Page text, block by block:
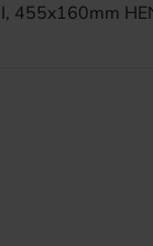
455x160mm